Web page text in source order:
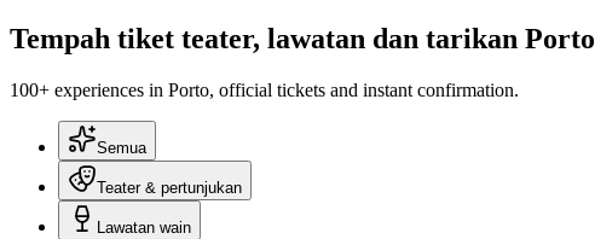
Tempah tiket teater, lawatan dan tarikan Porto
100+ experiences in Porto, official tickets and instant confirmation.
Semua
Teater & pertunjukan
Lawatan wain